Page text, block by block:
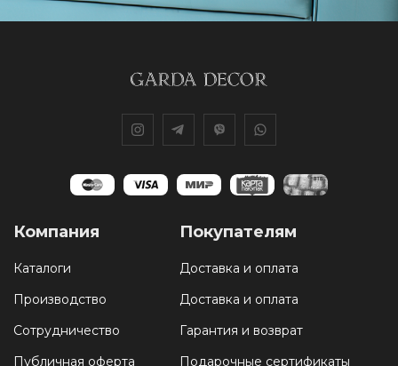
Компания
Каталоги
Производство
Сотрудничество
Публичная оферта
Покупателям
Доставка и оплата
Доставка и оплата
Гарантия и возврат
Подарочные сертификаты